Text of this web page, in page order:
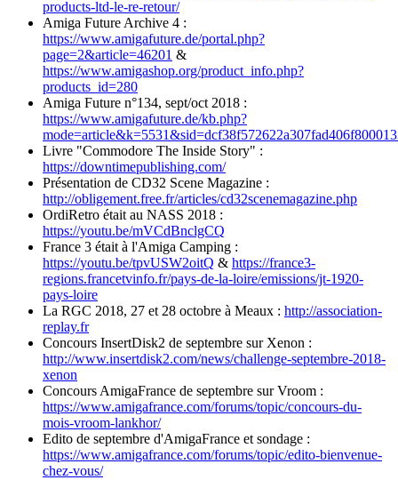
products-ltd-le-re-retour/
Amiga Future Archive 4 :
https://www.amigafuture.de/portal.php?
page=2&article=46201 &
https://www.amigashop.org/product_info.php?
products_id=280
Amiga Future n°134, sept/oct 2018 :
https://www.amigafuture.de/kb.php?
Livre "Commodore The Inside Story" :
https://downtimepublishing.com/
Présentation de CD32 Scene Magazine :
http://obligement.free.fr/articles/cd32scenemagazine.php
OrdiRetro était au NASS 2018 :
https://youtu.be/mVCdBnclgCQ
France 3 était à l'Amiga Camping :
https://youtu.be/tpvUSW2oitQ & https://france3-
regions.francetvinfo.fr/pays-de-la-loire/emissions/jt-1920-
pays-loire
La RGC 2018, 27 et 28 octobre à Meaux : http://association-
replay.fr
Concours InsertDisk2 de septembre sur Xenon :
http://www.insertdisk2.com/news/challenge-septembre-2018-
xenon
Concours AmigaFrance de septembre sur Vroom :
https://www.amigafrance.com/forums/topic/concours-du-
mois-vroom-lankhor/
Edito de septembre d'AmigaFrance et sondage :
https://www.amigafrance.com/forums/topic/edito-bienvenue-
chez-vous/